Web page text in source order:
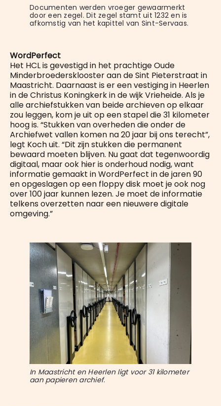
Documenten werden vroeger gewaarmerkt
door een zegel. Dit zegel stamt uit 1232 en is
afkomstig van het kapittel van Sint-Servaas.
WordPerfect
Het HCL is gevestigd in het prachtige Oude
Minderbroedersklooster aan de Sint Pieterstraat in
Maastricht. Daarnaast is er een vestiging in Heerlen
in de Christus Koningkerk in de wijk Vrieheide. Als je
alle archiefstukken van beide archieven op elkaar
zou leggen, kom je uit op een stapel die 31 kilometer
hoog is. “Stukken van overheden die onder de
Archiefwet vallen komen na 20 jaar bij ons terecht”,
legt Koch uit. “Dit zijn stukken die permanent
bewaard moeten blijven. Nu gaat dat tegenwoordig
digitaal, maar ook hier is onderhoud nodig, want
informatie gemaakt in WordPerfect in de jaren 90
en opgeslagen op een floppy disk moet je ook nog
over 100 jaar kunnen lezen. Je moet de informatie
telkens overzetten naar een nieuwere digitale
omgeving.”
In Maastricht en Heerlen ligt voor 31 kilometer
aan papieren archief.